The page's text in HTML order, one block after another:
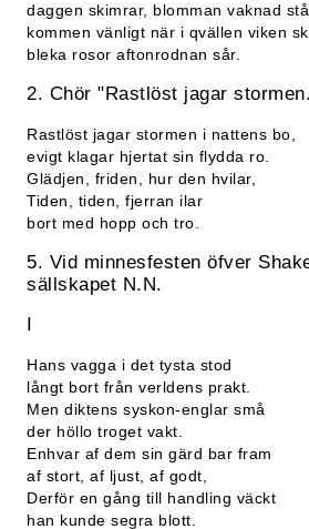
daggen skimrar, blomman vaknad
kommen vänligt när i qvällen viken
bleka rosor aftonrodnan sår.
2. Chör "Rastlöst jagar
Rastlöst jagar stormen i nattens bo,
evigt klagar hjertat sin flydda ro.
Glädjen, friden, hur den hvilar,
Tiden, tiden, fjerran ilar
bort med hopp och tro.
5. Vid minnesfesten öfver
sällskapet N.N.
I
Hans vagga i det tysta stod
långt bort från verldens prakt.
Men diktens syskon-englar små
der höllo troget vakt.
Enhvar af dem sin gärd bar fram
af stort, af ljust, af godt,
Derför en gång till handling väckt
han kunde segra blott.